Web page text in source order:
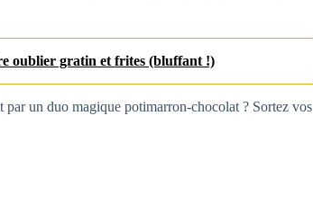
oublier gratin et frites (bluffant !)
un duo magique potimarron-chocolat ? Sortez vos